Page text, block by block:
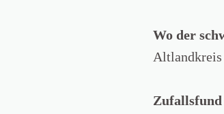
Wo der